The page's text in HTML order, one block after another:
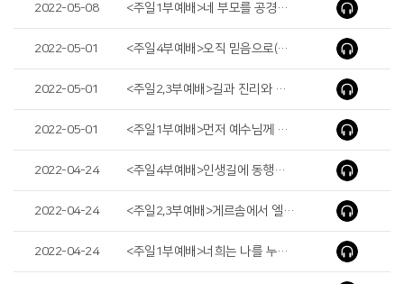
2022-05-08 <주일1부예배>네 부모를 공경하라(Honor Your Father and Your Mother)
2022-05-01 <주일4부예배>오직 믿음으로(Only by Faith)
2022-05-01 <주일2,3부예배>길과 진리와 생명되시는 예수님(Jesus the way, the Truth and the Life)
2022-05-01 <주일1부예배>먼저 예수님께 데려 갔더라면 (lf He Had Taken His Son to Jesus First)
2022-04-24 <주일4부예배>인생길에 동행하시는 예수님(Jesus Walks with Us on the Path of Life)
2022-04-24 <주일2,3부예배>게르솜에서 엘리에셀까지(From Gershom to Eliezer)
2022-04-24 <주일1부예배>너희는 나를 누구라 하느냐(Who Do You Say I Am)